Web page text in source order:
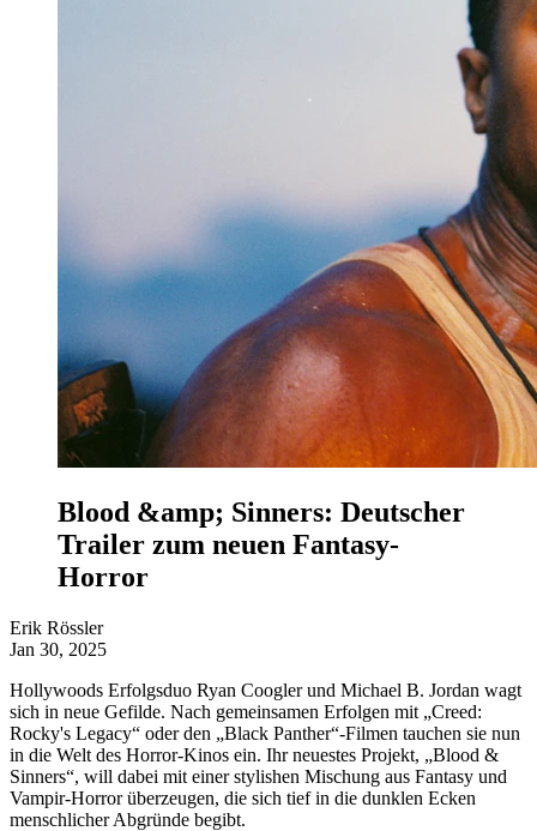
Blood &amp; Sinners: Deutscher
Trailer zum neuen Fantasy-
Horror
Erik Rössler
Jan 30, 2025
Hollywoods Erfolgsduo Ryan Coogler und Michael B. Jordan wagt
sich in neue Gefilde. Nach gemeinsamen Erfolgen mit „Creed:
Rocky's Legacy“ oder den „Black Panther“-Filmen tauchen sie nun
in die Welt des Horror-Kinos ein. Ihr neuestes Projekt, „Blood &
Sinners“, will dabei mit einer stylishen Mischung aus Fantasy und
Vampir-Horror überzeugen, die sich tief in die dunklen Ecken
menschlicher Abgründe begibt.